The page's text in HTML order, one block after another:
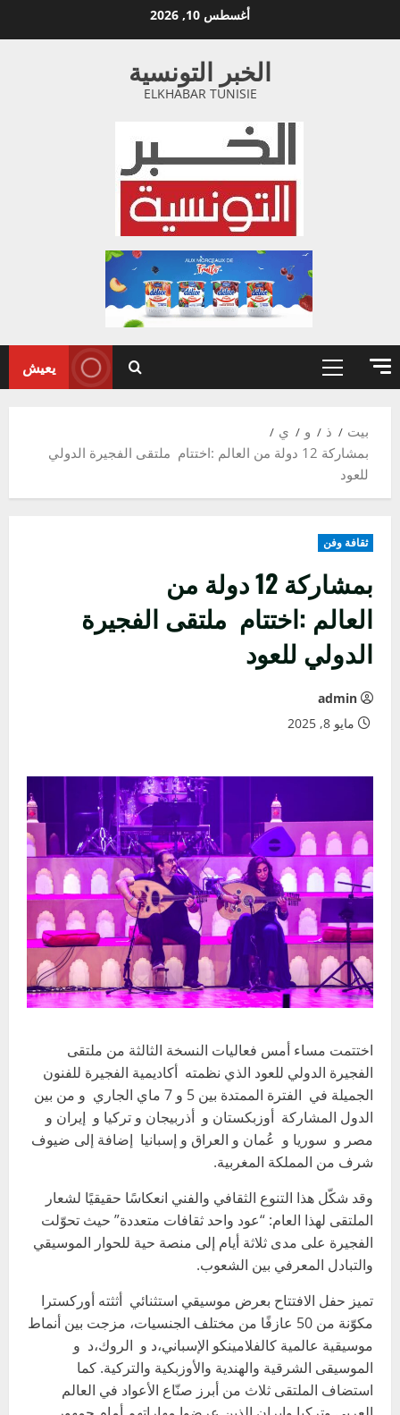
أغسطس 10, 2026
الخبر التونسية
ELKHABAR TUNISIE
القائمة
يعيش
بيت ذ و
ي
بمشاركة 12 دولة من العالم :اختتام ملتقى الفجيرة الدولي
للعود
ثقافة وفن
بمشاركة 12 دولة من
العالم :اختتام ملتقى الفجيرة
الدولي للعود
admin
مايو 8, 2025
اختتمت مساء أمس فعاليات النسخة الثالثة من ملتقى
الفجيرة الدولي للعود الذي نظمته أكاديمية الفجيرة للفنون
الجميلة في الفترة الممتدة بين 5 و 7 ماي الجاري و من بين
الدول المشاركة أوزبكستان و أذربيجان و تركيا و إيران و
مصر و سوريا و عُمان و العراق و إسبانيا إضافة إلى ضيوف
شرف من المملكة المغربية.
وقد شكّل هذا التنوع الثقافي والفني انعكاسًا حقيقيًا لشعار
الملتقى لهذا العام: “عود واحد ثقافات متعددة” حيث تحوّلت
الفجيرة على مدى ثلاثة أيام إلى منصة حية للحوار الموسيقي
والتبادل المعرفي بين الشعوب.
تميز حفل الافتتاح بعرض موسيقي استثنائي أثثته أوركسترا
مكوّنة من 50 عازفًا من مختلف الجنسيات، مزجت بين أنماط
موسيقية عالمية كالفلامينكو الإسباني،د و الروك،د و
الموسيقى الشرقية والهندية والأوزبكية والتركية. كما
استضاف الملتقى ثلاث من أبرز صنّاع الأعواد في العالم